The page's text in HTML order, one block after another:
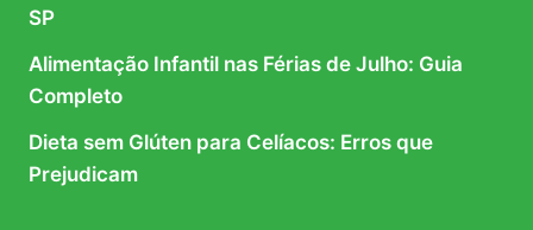
SP
Alimentação Infantil nas Férias de Julho: Guia
Completo
Dieta sem Glúten para Celíacos: Erros que
Prejudicam